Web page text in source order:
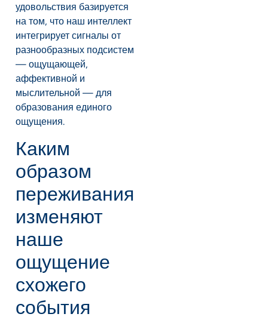
удовольствия базируется
на том, что наш интеллект
интегрирует сигналы от
разнообразных подсистем
— ощущающей,
аффективной и
мыслительной — для
образования единого
ощущения.
Каким
образом
переживания
изменяют
наше
ощущение
схожего
события